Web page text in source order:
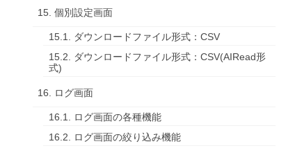
15. 個別設定画面
15.1. ダウンロードファイル形式：CSV
15.2. ダウンロードファイル形式：CSV(AIRead形
式)
16. ログ画面
16.1. ログ画面の各種機能
16.2. ログ画面の絞り込み機能